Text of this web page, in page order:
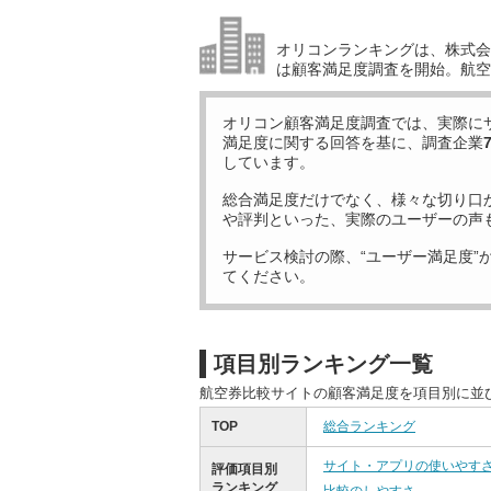
オリコンランキングは、株式
は顧客満足度調査を開始。航
オリコン顧客満足度調査では、実際に
満足度に関する回答を基に、調査企業7
しています。
総合満足度だけでなく、様々な切り口
や評判といった、実際のユーザーの声
サービス検討の際、“ユーザー満足度”
てください。
項目別ランキング一覧
航空券比較サイトの顧客満足度を項目別に
TOP 総合ランキング
評価項目別
ランキング
サイト・アプリの使いやす